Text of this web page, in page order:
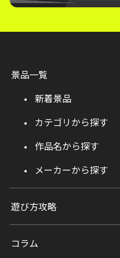
景品一覧
新着景品
カテゴリから探す
作品名から探す
メーカーから探す
遊び方攻略
コラム